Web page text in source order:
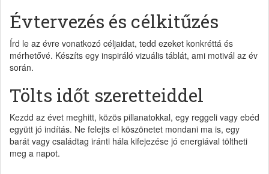
Évtervezés és célkitűzés
Írd le az évre vonatkozó céljaidat, tedd ezeket konkréttá és
mérhetővé. Készíts egy inspiráló vizuális táblát, ami motivál az év
során.
Tölts időt szeretteiddel
Kezdd az évet meghitt, közös pillanatokkal, egy reggeli vagy ebéd
együtt jó indítás. Ne felejts el köszönetet mondani ma is, egy
barát vagy családtag iránti hála kifejezése jó energiával töltheti
meg a napot.